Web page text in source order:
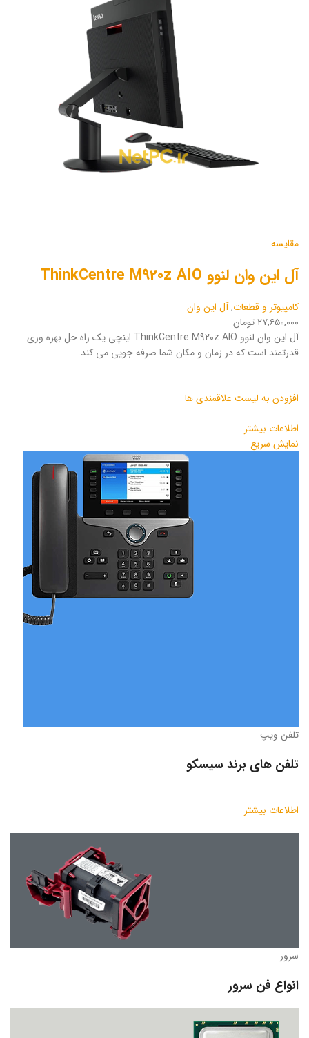
مقایسه
آل این وان لنوو ThinkCentre M920z AIO
کامپیوتر و قطعات,آل این وان
۲۷,۶۵۰,۰۰۰ تومان
آل این وان لنوو ThinkCentre M920z AIO اینچی یک راه حل بهره وری
قدرتمند است که در زمان و مکان شما صرفه جویی می کند.
افزودن به لیست علاقمندی ها
اطلاعات بیشتر
نمایش سریع
تلفن ویپ
تلفن های برند سیسکو
اطلاعات بیشتر
سرور
انواع فن سرور